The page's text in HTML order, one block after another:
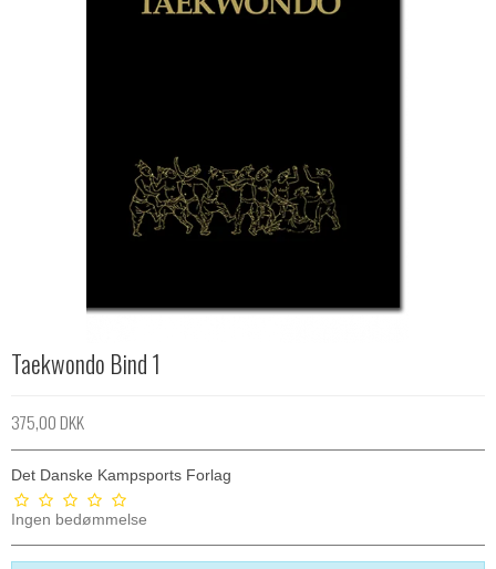
Taekwondo Bind 1
375,00 DKK
Det Danske Kampsports Forlag
Ingen bedømmelse